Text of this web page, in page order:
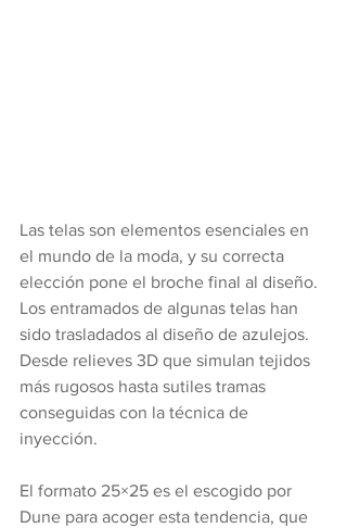
Las telas son elementos esenciales en
el mundo de la moda, y su correcta
elección pone el broche final al diseño.
Los entramados de algunas telas han
sido trasladados al diseño de azulejos.
Desde relieves 3D que simulan tejidos
más rugosos hasta sutiles tramas
conseguidas con la técnica de
inyección.
El formato 25×25 es el escogido por
Dune para acoger esta tendencia, que